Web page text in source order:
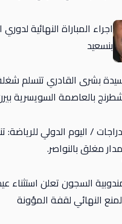
اجراء المباراة النهائية
بنسعيد
بشرى القادري تتسلم
بالعاصمة السويسرية
دراجات / اليوم الدولي
مدار مغلق بالنواصر.
السجون تعلن استثناء
النهائي لقفة المؤونة